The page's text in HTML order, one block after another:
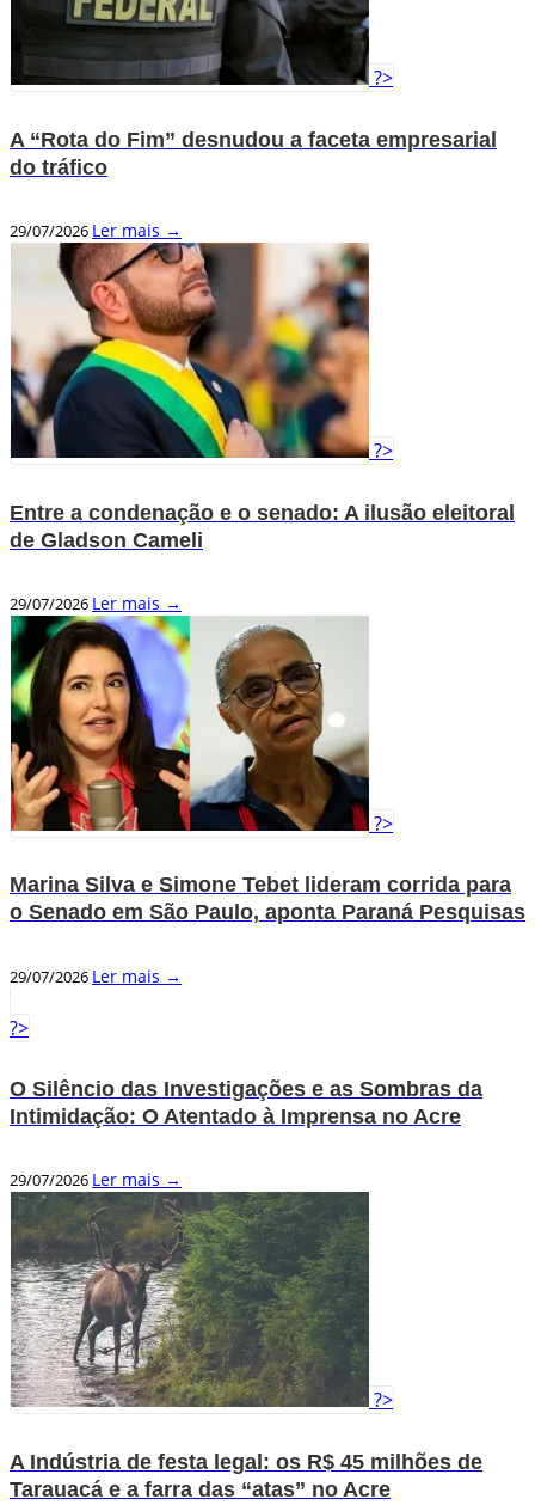
?>
A “Rota do Fim” desnudou a faceta empresarial
do tráfico
29/07/2026 Ler mais →
?>
Entre a condenação e o senado: A ilusão eleitoral
de Gladson Cameli
29/07/2026 Ler mais →
?>
Marina Silva e Simone Tebet lideram corrida para
o Senado em São Paulo, aponta Paraná Pesquisas
29/07/2026 Ler mais →
?>
O Silêncio das Investigações e as Sombras da
Intimidação: O Atentado à Imprensa no Acre
29/07/2026 Ler mais →
?>
A Indústria de festa legal: os R$ 45 milhões de
Tarauacá e a farra das “atas” no Acre